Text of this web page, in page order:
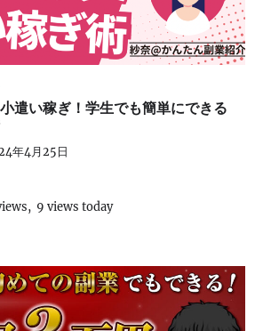
遣い稼ぎ！学生でも簡単にできる
年4月25日
9 views today